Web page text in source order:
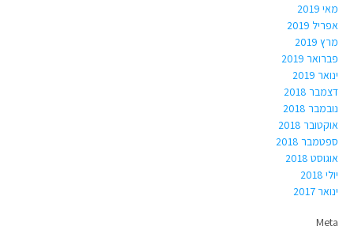
מאי 2019
אפריל 2019
מרץ 2019
פברואר 2019
ינואר 2019
דצמבר 2018
נובמבר 2018
אוקטובר 2018
ספטמבר 2018
אוגוסט 2018
יולי 2018
ינואר 2017
Meta